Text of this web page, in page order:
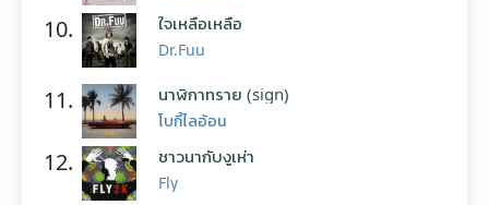
10. ใจเหลือเหลือ
Dr.Fuu
11. นาฬิกาทราย (sign)
โบกี้ไลอ้อน
12. ชาวนากับงูเห่า
Fly